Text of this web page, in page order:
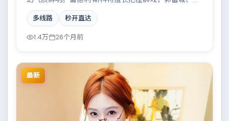
京、朱一龙、周迅共同撑起复杂人物关系，小人物在时
代洪流中的抉择令人唏嘘。
多线路 秒开直达
1.4万 26个月前
最新